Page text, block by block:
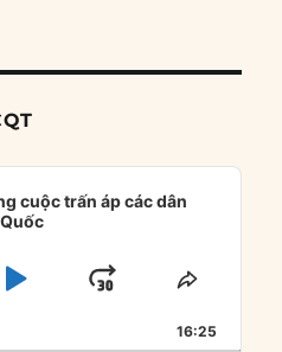
cuộc trấn áp các dân
PLAYJUMP
FORWARD
SHARE
16:25